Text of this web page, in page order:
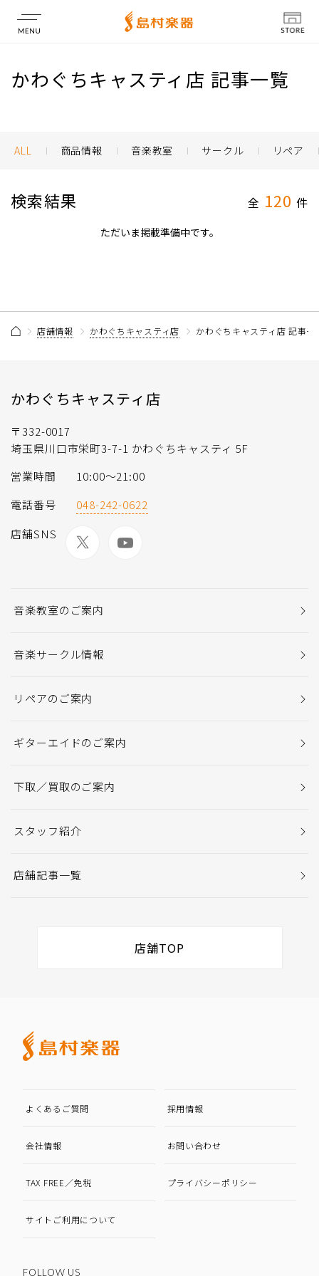
店舗情報
かわぐちキャスティ店 記事一覧
ALL 商品情報 音楽教室 サークル リペア
検索結果 全 120 件
ただいま掲載準備中です。
店舗情報 かわぐちキャスティ店 かわぐちキャスティ店 記事一
かわぐちキャスティ店
〒332-0017
埼玉県川口市栄町3-7-1 かわぐちキャスティ 5F
営業時間
10:00〜21:00
電話番号
048-242-0622
店舗SNS
音楽教室のご案内
音楽サークル情報
リペアのご案内
ギターエイドのご案内
下取／買取のご案内
スタッフ紹介
店舗記事一覧
店舗TOP
よくあるご質問 採用情報
会社情報 お問い合わせ
TAX FREE／免税 プライバシーポリシー
サイトご利用について
FOLLOW US